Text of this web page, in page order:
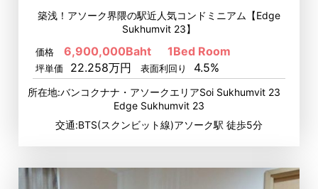
築浅！アソーク界隈の駅近人気コンドミニアム【Edge
Sukhumvit 23】
価格 6,900,000Baht 1Bed Room
坪単価 22.258万円 表面利回り 4.5%
所在地:バンコクナナ・アソークエリアSoi Sukhumvit 23
Edge Sukhumvit 23
交通:BTS(スクンビット線)アソーク駅 徒歩5分